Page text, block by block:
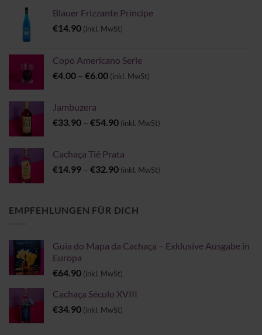
Blauer Frizzante Principe
€14.90 (inkl. MwSt)
Copo Americano Serie
€4.00 – €6.00Preisspanne:
(inkl. MwSt)
Jambuzera
€33.90 – €54.90Preisspanne:
€54.90
(inkl. MwSt)
Cachaça Tiê Prata
€14.99 – €32.90Preisspanne:
€32.90
(inkl. MwSt)
EMPFEHLUNGEN FÜR DICH
Guia do Mapa da Cachaça – Exklusive Ausgabe in
Europa
€64.90 (inkl. MwSt)
Cachaça Século XVIII
€34.90 (inkl. MwSt)